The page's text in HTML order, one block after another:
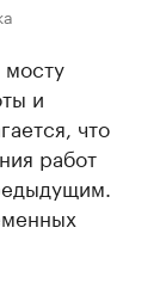
и
что
работ